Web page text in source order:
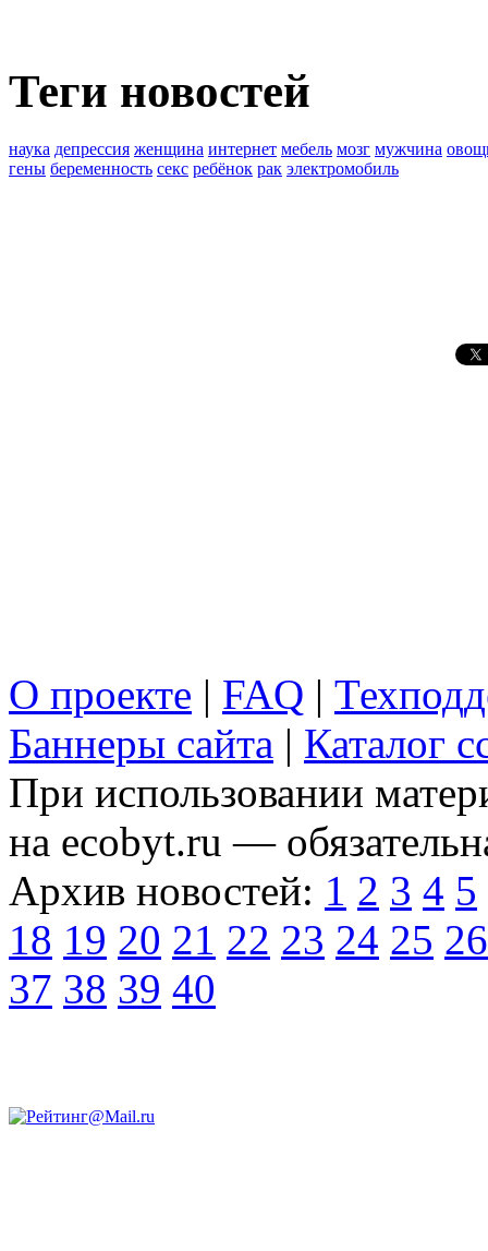
Теги новостей
наука депрессия женщина интернет мебель мозг мужчина
гены беременность секс ребёнок рак электромобиль
О проекте | FAQ |
Баннеры сайта | Каталог
При использовании
на ecobyt.ru —
Архив новостей: 1 2 3 4 5
18 19 20 21 22 23 24 25 26
37 38 39 40